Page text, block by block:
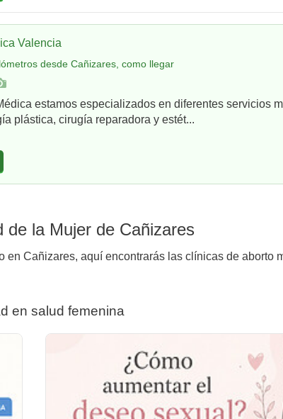
Valencia
desde Cañizares, como llegar
estamos especializados en diferentes servicios
plástica, cirugía reparadora y estét...
de la Mujer de Cañizares
Cañizares, aquí encontrarás las clínicas de aborto
en salud femenina